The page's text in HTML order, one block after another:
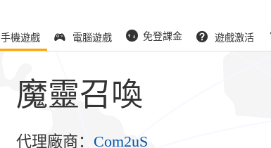
手機遊戲 電腦遊戲 免登課金 遊戲激活
魔靈召喚
代理廠商： Com2uS